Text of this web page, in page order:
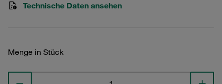
Technische Daten ansehen
Menge in Stück